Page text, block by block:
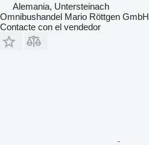
Alemania, Untersteinach
Omnibushandel Mario Röttgen GmbH
Contacte con el vendedor